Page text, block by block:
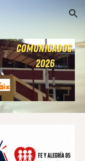
Skip to navigation